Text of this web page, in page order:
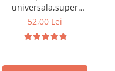
universala,super
concentrata si parfumata
52,00 Lei